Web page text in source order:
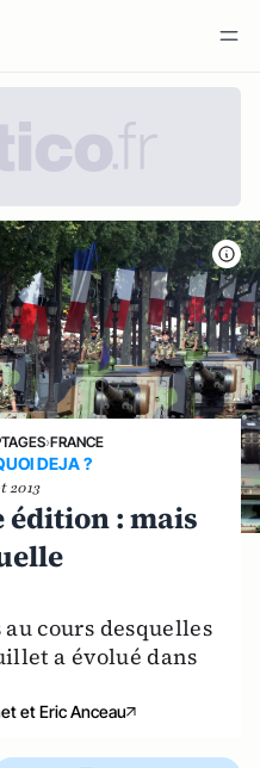
›FRANCE
DEJA ?
2013
édition : mais
au cours desquelles
a évolué dans
et Eric Anceau